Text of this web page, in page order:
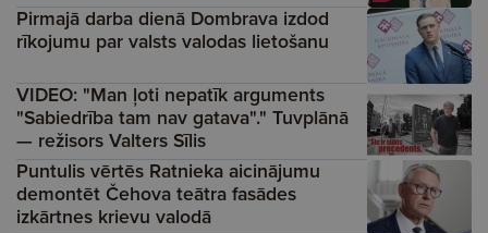
Pirmajā darba dienā Dombrava izdod
rīkojumu par valsts valodas lietošanu
VIDEO: "Man ļoti nepatīk arguments
"Sabiedrība tam nav gatava"." Tuvplānā
— režisors Valters Sīlis
Puntulis vērtēs Ratnieka aicinājumu
demontēt Čehova teātra fasādes
izkārtnes krievu valodā